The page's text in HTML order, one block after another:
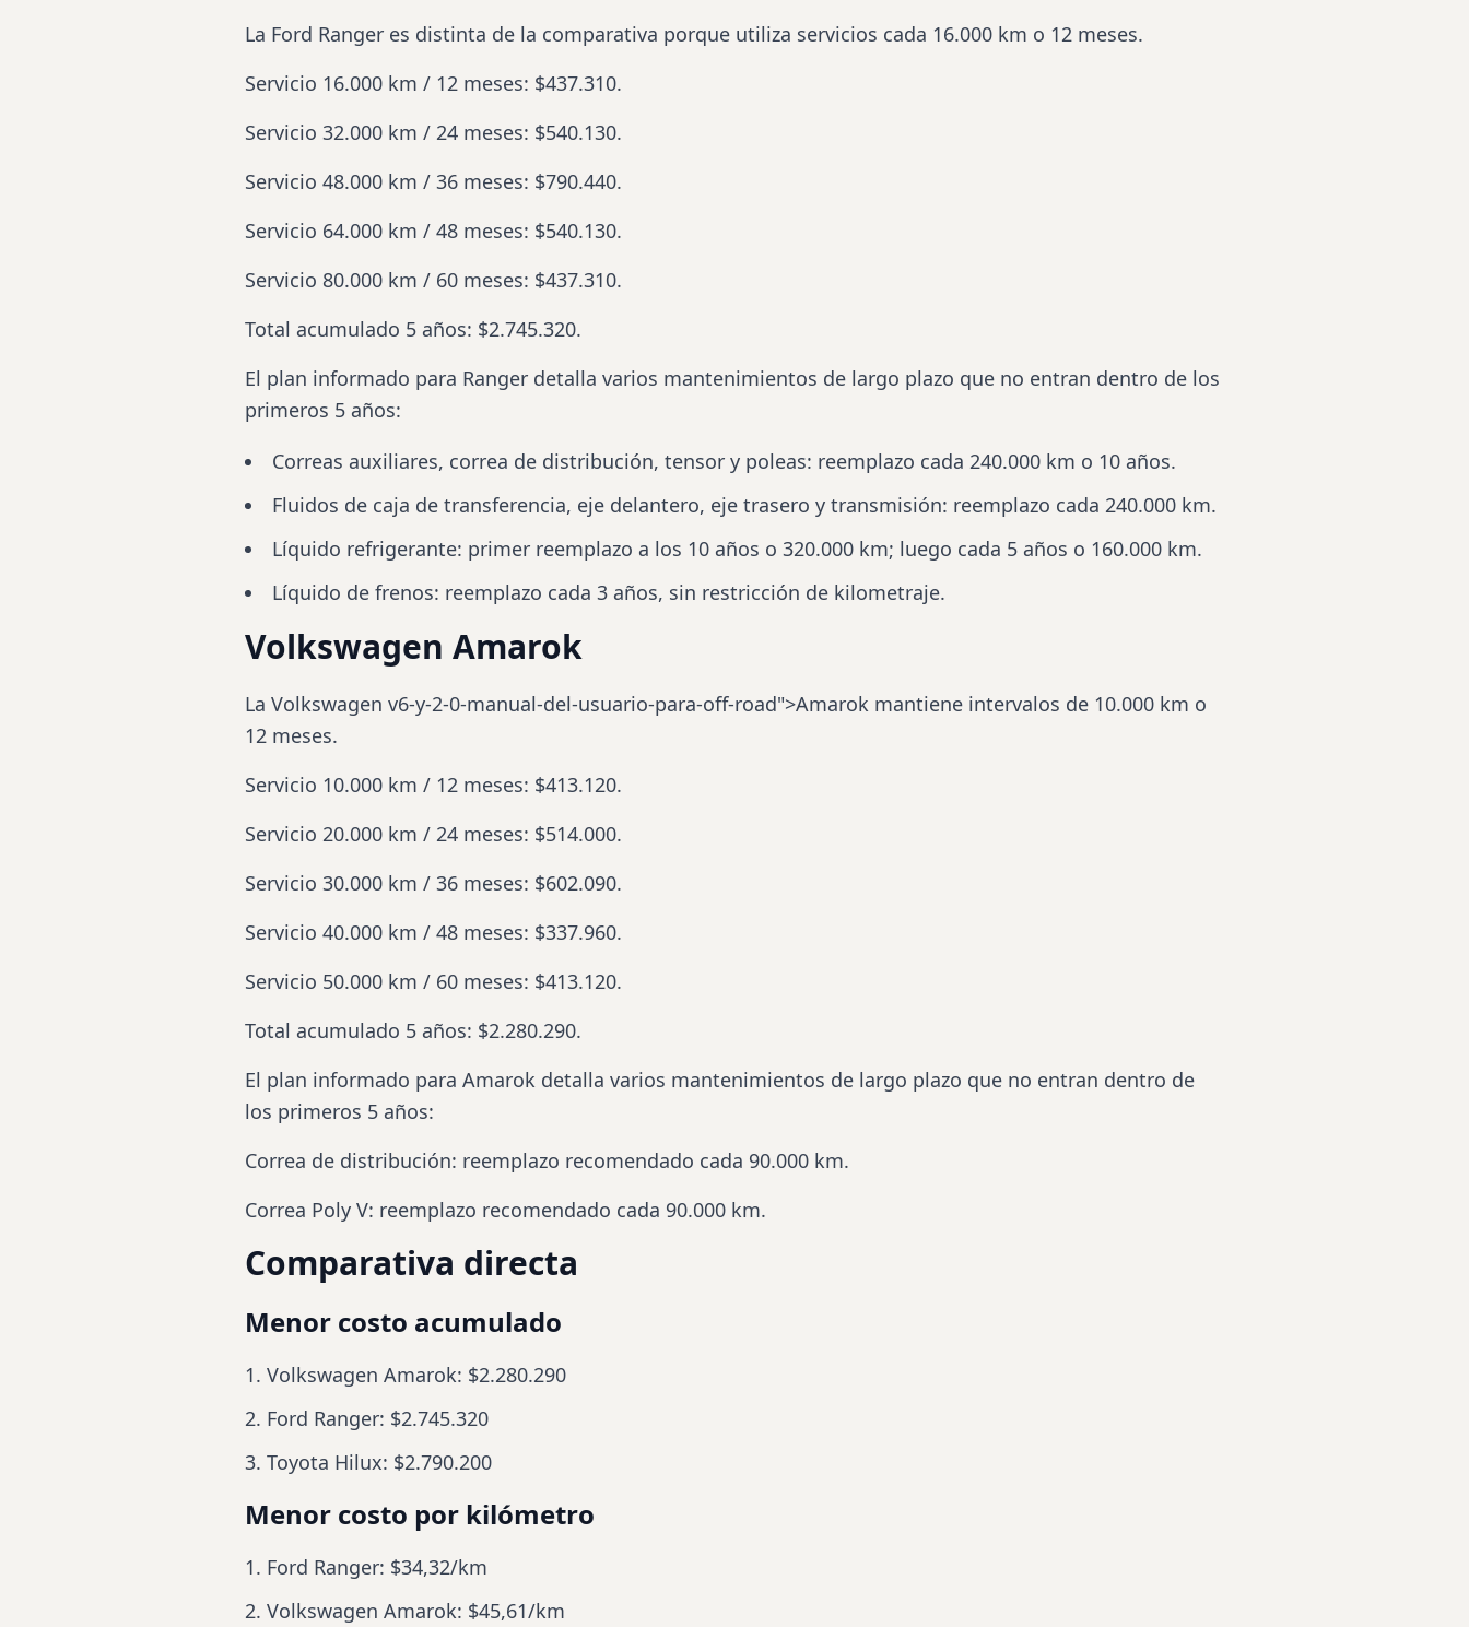
La Ford Ranger es distinta de la comparativa porque utiliza servicios cada 16.000 km o 12 meses.
Servicio 16.000 km / 12 meses: $437.310.
Servicio 32.000 km / 24 meses: $540.130.
Servicio 48.000 km / 36 meses: $790.440.
Servicio 64.000 km / 48 meses: $540.130.
Servicio 80.000 km / 60 meses: $437.310.
Total acumulado 5 años: $2.745.320.
El plan informado para Ranger detalla varios mantenimientos de largo plazo que no entran dentro de los
primeros 5 años:
Correas auxiliares, correa de distribución, tensor y poleas: reemplazo cada 240.000 km o 10 años.
Fluidos de caja de transferencia, eje delantero, eje trasero y transmisión: reemplazo cada 240.000 km.
Líquido refrigerante: primer reemplazo a los 10 años o 320.000 km; luego cada 5 años o 160.000 km.
Líquido de frenos: reemplazo cada 3 años, sin restricción de kilometraje.
Volkswagen Amarok
La Volkswagen v6-y-2-0-manual-del-usuario-para-off-road">Amarok mantiene intervalos de 10.000 km o
12 meses.
Servicio 10.000 km / 12 meses: $413.120.
Servicio 20.000 km / 24 meses: $514.000.
Servicio 30.000 km / 36 meses: $602.090.
Servicio 40.000 km / 48 meses: $337.960.
Servicio 50.000 km / 60 meses: $413.120.
Total acumulado 5 años: $2.280.290.
El plan informado para Amarok detalla varios mantenimientos de largo plazo que no entran dentro de
los primeros 5 años:
Correa de distribución: reemplazo recomendado cada 90.000 km.
Correa Poly V: reemplazo recomendado cada 90.000 km.
Comparativa directa
Menor costo acumulado
Volkswagen Amarok: $2.280.290
Ford Ranger: $2.745.320
Toyota Hilux: $2.790.200
Menor costo por kilómetro
Ford Ranger: $34,32/km
Volkswagen Amarok: $45,61/km